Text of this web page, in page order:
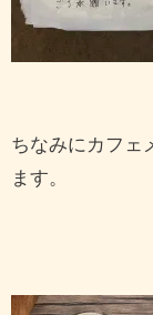
ちなみにカフェ
ます。